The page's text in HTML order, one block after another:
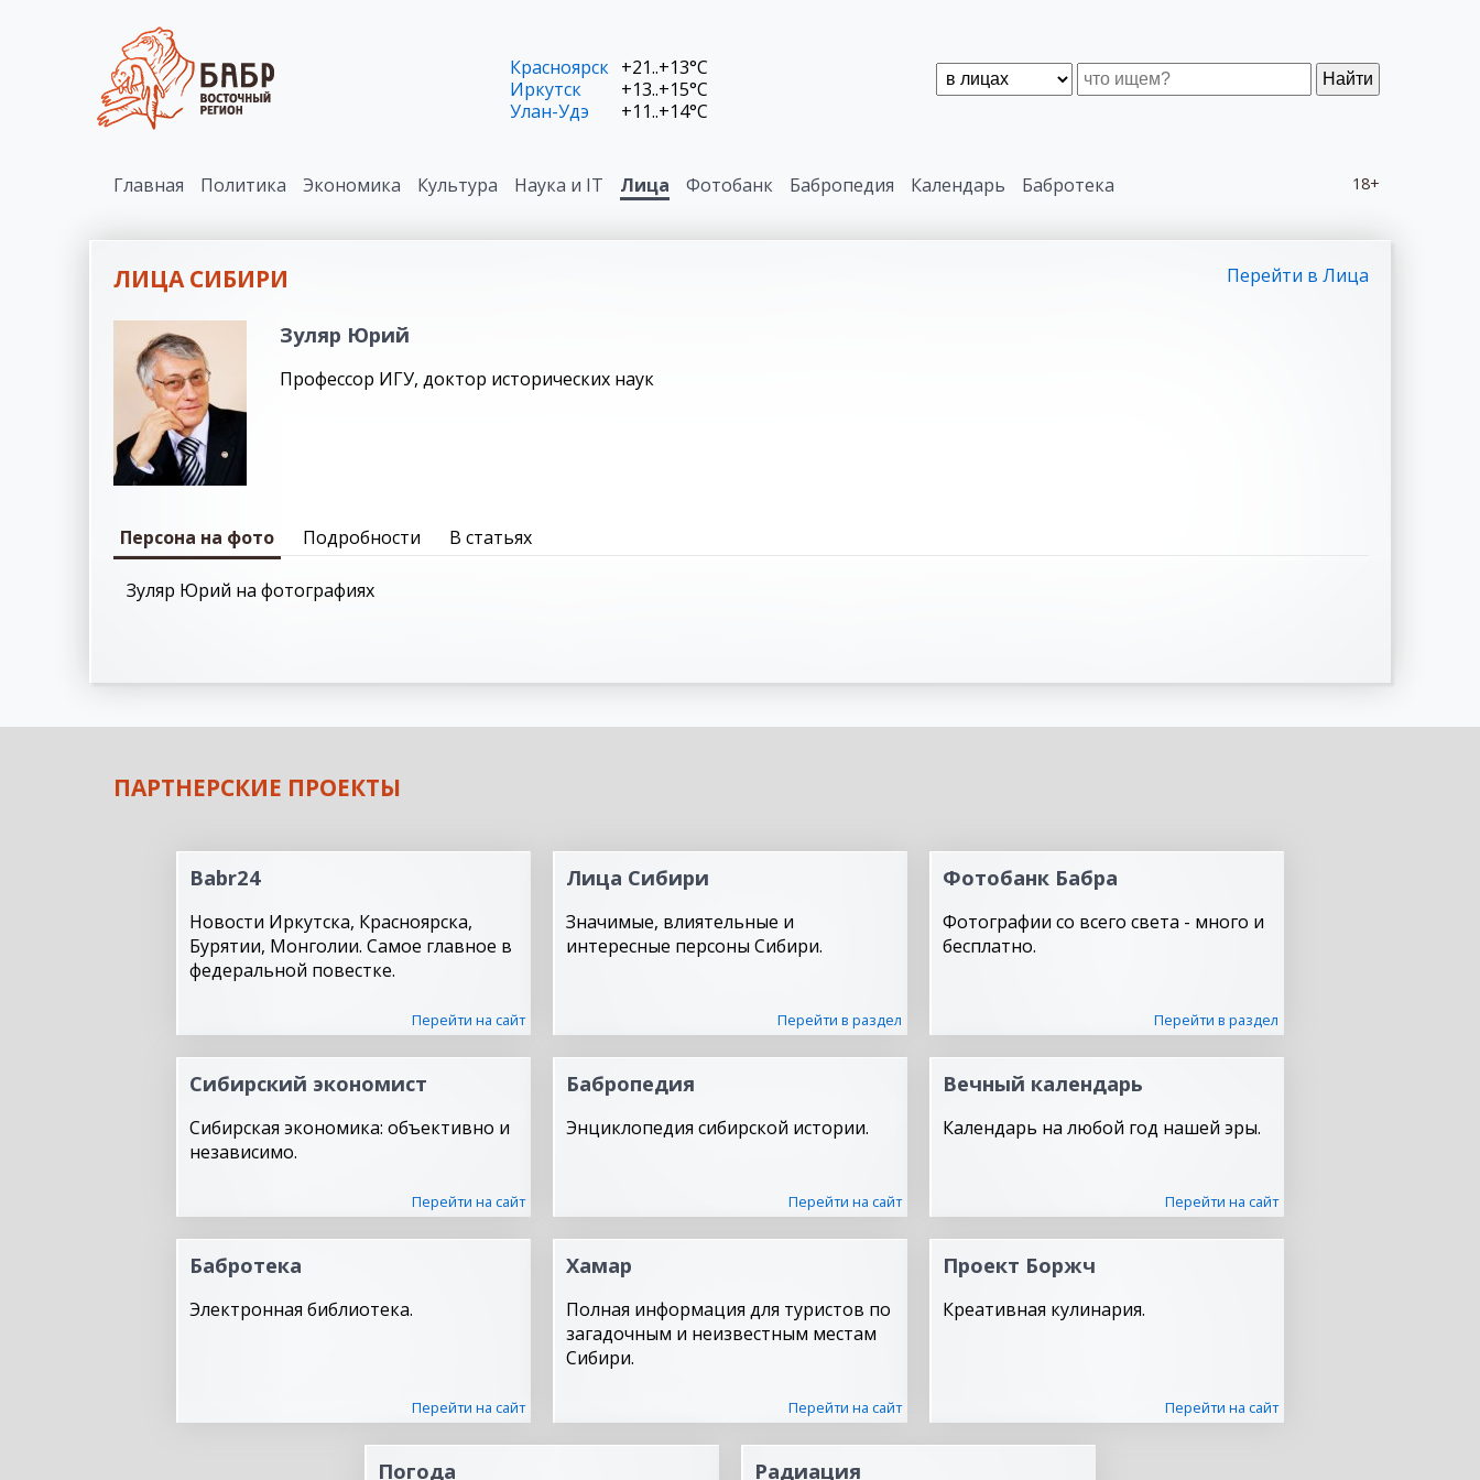
Найти
Красноярск +21..+13°C
Иркутск
+13..+15°C
Улан-Удэ
+11..+14°C
18+
Главная Политика Экономика Культура Наука и IT Лица Фотобанк Бабропедия Календарь Бабротека
ЛИЦА СИБИРИ Перейти в Лица
Зуляр Юрий
Профессор ИГУ, доктор исторических наук
Персона на фото Подробности В статьях
Зуляр Юрий на фотографиях
ПАРТНЕРСКИЕ ПРОЕКТЫ
Babr24
Новости Иркутска, Красноярска,
Бурятии, Монголии. Самое главное в
федеральной повестке.
Перейти на сайт
Лица Сибири
Значимые, влиятельные и
интересные персоны Сибири.
Перейти в раздел
Фотобанк Бабра
Фотографии со всего света - много и
бесплатно.
Перейти в раздел
Сибирский экономист
Сибирская экономика: объективно и
независимо.
Перейти на сайт
Бабропедия
Энциклопедия сибирской истории.
Перейти на сайт
Вечный календарь
Календарь на любой год нашей эры.
Перейти на сайт
Бабротека
Электронная библиотека.
Перейти на сайт
Хамар
Полная информация для туристов по
загадочным и неизвестным местам
Сибири.
Перейти на сайт
Проект Боржч
Креативная кулинария.
Перейти на сайт
Погода Радиация